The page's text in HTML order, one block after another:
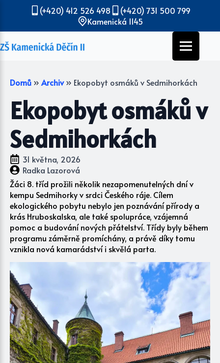
(+420) 412 526 498
(+420) 731 500 799
Kamenická 1145
Domů » Archiv » Ekopobyt osmáků v Sedmihorkách
Ekopobyt osmáků v
Sedmihorkách
31 května, 2026
Radka Lazorová
Žáci 8. tříd prožili několik nezapomenutelných dní v
kempu Sedmihorky v srdci Českého ráje. Cílem
ekologického pobytu nebylo jen poznávání přírody a
krás Hruboskalska, ale také spolupráce, vzájemná
pomoc a budování nových přátelství. Třídy byly během
programu záměrně promíchány, a právě díky tomu
vznikla nová kamarádství i skvělá parta.